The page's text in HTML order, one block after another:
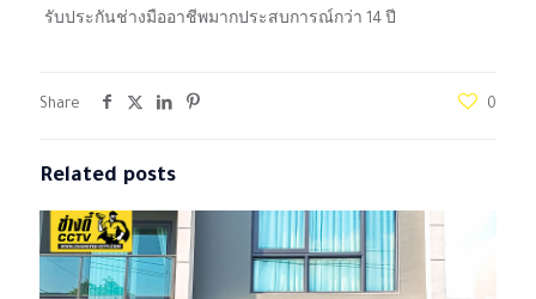
รับประกันช่างมืออาชีพมากประสบการณ์กว่า 14 ปี
Share 0
Related posts